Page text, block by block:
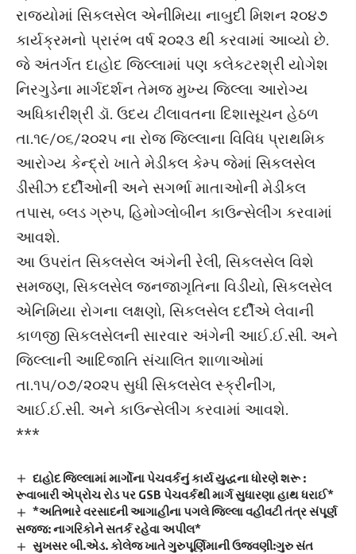
રાજયોમાં સિકલસેલ એનીમિયા નાબુદી મિશન ૨૦૪૭
કાર્યક્રમનો પ્રારંભ વર્ષ ૨૦૨૩ થી કરવામાં આવ્યો છે.
જે અંતર્ગત દાહોદ જિલ્લામાં પણ કલેકટરશ્રી યોગેશ
નિરગુડેના માર્ગદર્શન તેમજ મુખ્ય જિલ્લા આરોગ્ય
અધિકારીશ્રી ડૉ. ઉદય ટીલાવતના દિશાસૂચન હેઠળ
તા.૧૯/૦૬/૨૦૨૫ ના રોજ જિલ્લાના વિવિધ પ્રાથમિક
આરોગ્ય કેન્દ્રો ખાતે મેડીકલ કેમ્પ જેમાં સિકલસેલ
ડીસીઝ દર્દીઓની અને સગર્ભા માતાઓની મેડીકલ
તપાસ, બ્લડ ગ્રુપ, હિમોગ્લોબીન કાઉન્સેલીંગ કરવામાં
આવશે.
આ ઉપરાંત સિકલસેલ અંગેની રેલી, સિકલસેલ વિશે
સમજણ, સિકલસેલ જનજાગૃતિના વિડીયો, સિકલસેલ
એનિમિયા રોગના લક્ષણો, સિકલસેલ દર્દીએ લેવાની
કાળજી સિકલસેલની સારવાર અંગેની આઈ.ઈ.સી. અને
જિલ્લાની આદિજાતિ સંચાલિત શાળાઓમાં
તા.૧૫/૦૭/૨૦૨૫ સુધી સિકલસેલ સ્ક્રીનીંગ,
આઈ.ઈ.સી. અને કાઉન્સેલીંગ કરવામાં આવશે.
***
દાહોદ જિલ્લામાં માર્ગોના પેચવર્કનું કાર્ય યુદ્ધના ધોરણે શરૂ :
રૂવાબારી એપ્રોચ રોડ પર GSB પેચવર્કથી માર્ગ સુધારણા હાથ ધરાઈ*
*અતિભારે વરસાદની આગાહીના પગલે જિલ્લા વહીવટી તંત્ર સંપૂર્ણ
સજ્જ: નાગરિકોને સતર્ક રહેવા અપીલ*
સુખસર બી.એડ. કોલેજ ખાતે ગુરુપૂર્ણિમાની ઉજવણી:ગુરુ સંત